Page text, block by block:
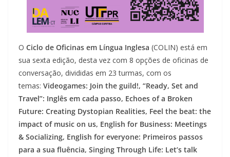
O Ciclo de Oficinas em Língua Inglesa (COLIN) está em
sua sexta edição, desta vez com 8 opções de oficinas de
conversação, divididas em 23 turmas, com os
temas: Videogames: Join the guild!, “Ready, Set and
Travel”: Inglês em cada passo, Echoes of a Broken
Future: Creating Dystopian Realities, Feel the beat: the
impact of music on us, English for Business: Meetings
& Socializing, English for everyone: Primeiros passos
para a sua fluência, Singing Through Life: Let’s talk